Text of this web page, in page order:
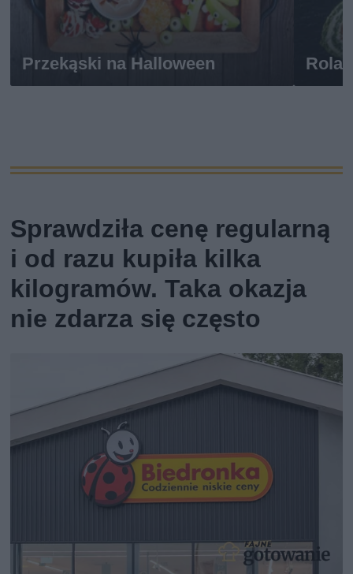
Przekąski na Halloween
Sprawdziła cenę regularną
i od razu kupiła kilka
kilogramów. Taka okazja
nie zdarza się często